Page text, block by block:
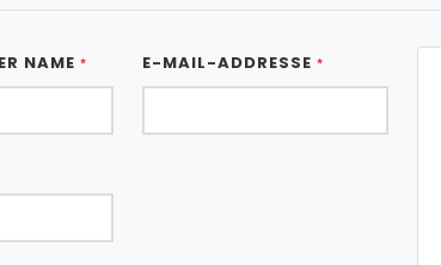
NAME * E-MAIL-ADDRESSE *